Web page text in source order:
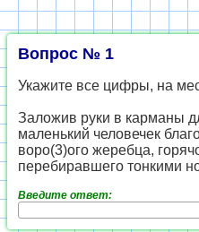
Вопрос № 1
Укажите все цифры, на
Заложив руки в карманы
маленький человечек
воро(3)ого жеребца,
перебиравшего тонкими
Введите ответ: